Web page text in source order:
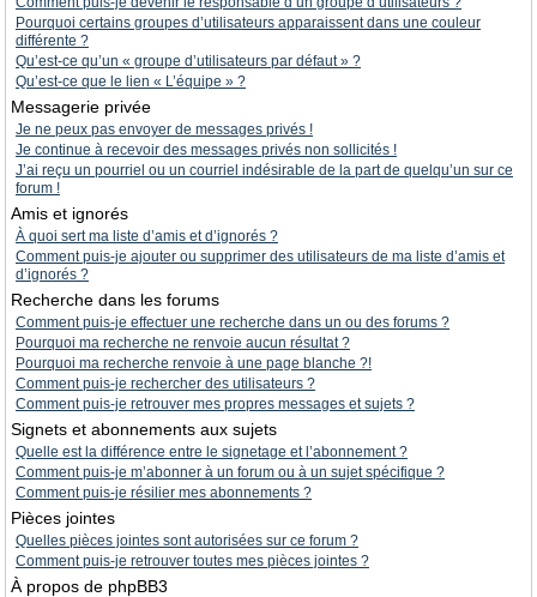
Pourquoi certains groupes d’utilisateurs apparaissent dans une couleur
différente ?
Qu’est-ce qu’un « groupe d’utilisateurs par défaut » ?
Qu’est-ce que le lien « L’équipe » ?
Messagerie privée
Je ne peux pas envoyer de messages privés !
Je continue à recevoir des messages privés non sollicités !
J’ai reçu un pourriel ou un courriel indésirable de la part de quelqu’un sur ce
forum !
Amis et ignorés
À quoi sert ma liste d’amis et d’ignorés ?
Comment puis-je ajouter ou supprimer des utilisateurs de ma liste d’amis et
d’ignorés ?
Recherche dans les forums
Comment puis-je effectuer une recherche dans un ou des forums ?
Pourquoi ma recherche ne renvoie aucun résultat ?
Pourquoi ma recherche renvoie à une page blanche ?!
Comment puis-je rechercher des utilisateurs ?
Comment puis-je retrouver mes propres messages et sujets ?
Signets et abonnements aux sujets
Quelle est la différence entre le signetage et l’abonnement ?
Comment puis-je m’abonner à un forum ou à un sujet spécifique ?
Comment puis-je résilier mes abonnements ?
Pièces jointes
Quelles pièces jointes sont autorisées sur ce forum ?
Comment puis-je retrouver toutes mes pièces jointes ?
À propos de phpBB3